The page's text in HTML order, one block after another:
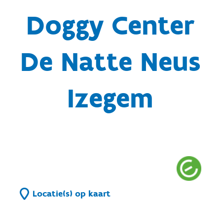
Doggy Center
De Natte Neus
Izegem
Locatie(s) op kaart